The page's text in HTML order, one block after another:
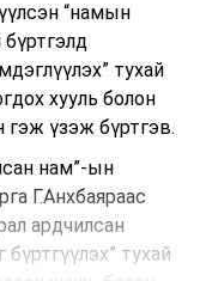
“намын
тухай
хууль болон
үзэж бүртгэв.
нам”-ын
Г.Анхбаяраас
ардчилсан
тухай